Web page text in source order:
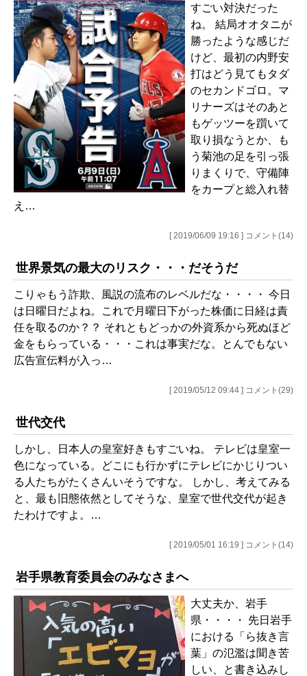
すごい対決だった
ね。 結局オオタニが
勝ったような感じだ
けど、最初の内野安
打はどう見てもタダ
のセカンドゴロ。マ
リナーズはそのあと
もゲッツーを躓いて
取り損なうとか、も
う菊池の足を引っ張
りまくりで、守備陣
をカープと総入れ替
え…
[ 2019/06/09 19:16 ] コメント(14)
世界景気の最大のリスク・・・だそうだ
こりゃもう詐欺、風説の流布のレベルだな・・・・ 今日
は日曜日だよね。これで月曜日下がった株価に日経は責
任を取るのか？？ それともどっかの外資系から死ぬほど
金をもらっている・・・これは事実だな。とんでもない
広告宣伝料が入っ…
[ 2019/05/12 09:44 ] コメント(29)
世代交代
しかし、日本人の皇室好きもすごいね。 テレビは皇室一
色になっている。どこにも行かずにテレビにかじりつい
る人たちがたくさんいそうですな。 しかし、考えてみる
と、最も旧態依然としてそうな、皇室で世代交代が起き
たわけですよ。…
[ 2019/05/01 16:19 ] コメント(14)
岩手県教育委員会のみなさまへ
大丈夫か、岩手
県・・・・ 先日岩手
における「ら抜き言
葉」の氾濫は聞き苦
しい、と書き込みし